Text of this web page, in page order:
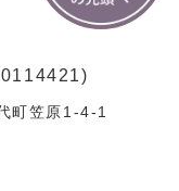
町笠原1-4-1